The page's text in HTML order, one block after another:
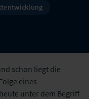
schon liegt die
eines
unter dem Begriff